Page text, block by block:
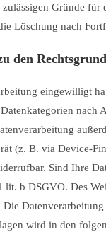
Gründe für
Löschung nach
den
eingewilligt
(z. B. via Device-
Sind Ihre
lit. b DSGVO. Des
wird in den